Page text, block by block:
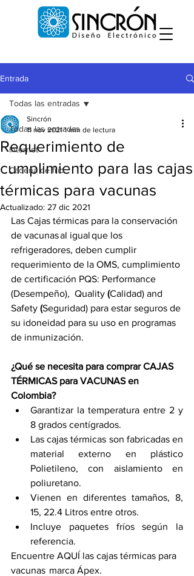
Entrada
Todas las entradas
internet
Cadena de frío
Todas las entradas
Requerimiento de
cumplimiento para las cajas
térmicas para vacunas
Sincrón
11 nov 2021 1 min de lectura
Actualizado: 27 dic 2021
Las Cajas térmicas para la conservación
de vacunas al igual que los
refrigeradores, deben cumplir
requerimiento de la OMS, cumplimiento
de certificación PQS: Performance
(Desempeño),  Quality (Calidad) and
Safety (Seguridad) para estar seguros de
su idoneidad para su uso en programas
de inmunización.
¿Qué se necesita para comprar CAJAS
TÉRMICAS para VACUNAS en
Colombia?
Garantizar la temperatura entre 2 y
8 grados centígrados.
Las cajas térmicas son fabricadas en
material externo en plástico
Polietileno, con aislamiento en
poliuretano.
Vienen en diferentes tamaños, 8,
15, 22.4 Litros entre otros.
Incluye paquetes fríos según la
referencia.
Encuentre AQUÍ las cajas térmicas para
vacunas  marca Ápex.